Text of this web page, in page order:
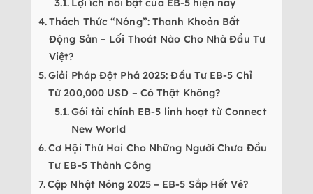
Lợi ích nổi bật của EB-5 hiện nay
Thách Thức “Nóng”: Thanh Khoản Bất
Động Sản – Lối Thoát Nào Cho Nhà Đầu Tư
Việt?
Giải Pháp Đột Phá 2025: Đầu Tư EB-5 Chỉ
Từ 200,000 USD – Có Thật Không?
Gói tài chính EB-5 linh hoạt từ Connect
New World
Cơ Hội Thứ Hai Cho Những Người Chưa Đầu
Tư EB-5 Thành Công
Cập Nhật Nóng 2025 – EB-5 Sắp Hết Vé?